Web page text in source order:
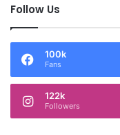
Follow Us
100k
Fans
122k
Followers